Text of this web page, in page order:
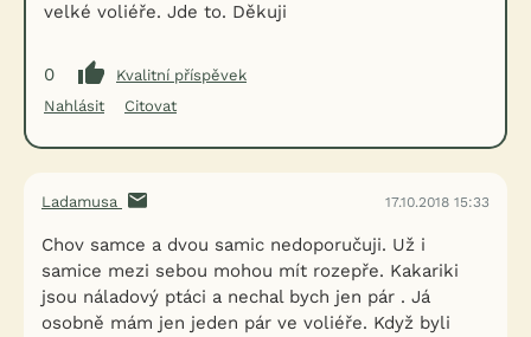
velké voliéře. Jde to. Děkuji
0
Kvalitní příspěvek
Nahlásit
Citovat
Ladamusa 17.10.2018 15:33
Chov samce a dvou samic nedoporučuji. Už i
samice mezi sebou mohou mít rozepře. Kakariki
jsou náladový ptáci a nechal bych jen pár . Já
osobně mám jen jeden pár ve voliéře. Když byli